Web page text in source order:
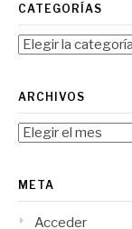
CATEGORÍAS
Categorías
ARCHIVOS
Archivos
META
Acceder